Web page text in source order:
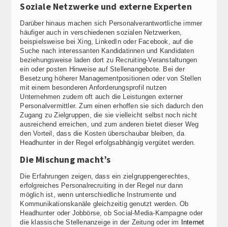
Soziale Netzwerke und externe Experten
Darüber hinaus machen sich Personalverantwortliche immer
häufiger auch in verschiedenen sozialen Netzwerken,
beispielsweise bei Xing, LinkedIn oder Facebook, auf die
Suche nach interessanten Kandidatinnen und Kandidaten
beziehungsweise laden dort zu Recruiting-Veranstaltungen
ein oder posten Hinweise auf Stellenangebote. Bei der
Besetzung höherer Managementpositionen oder von Stellen
mit einem besonderen Anforderungsprofil nutzen
Unternehmen zudem oft auch die Leistungen externer
Personalvermittler. Zum einen erhoffen sie sich dadurch den
Zugang zu Zielgruppen, die sie vielleicht selbst noch nicht
ausreichend erreichen, und zum anderen bietet dieser Weg
den Vorteil, dass die Kosten überschaubar bleiben, da
Headhunter in der Regel erfolgsabhängig vergütet werden.
Die Mischung macht’s
Die Erfahrungen zeigen, dass ein zielgruppengerechtes,
erfolgreiches Personalrecruiting in der Regel nur dann
möglich ist, wenn unterschiedliche Instrumente und
Kommunikationskanäle gleichzeitig genutzt werden. Ob
Headhunter oder Jobbörse, ob Social-Media-Kampagne oder
die klassische Stellenanzeige in der Zeitung oder im
Internet